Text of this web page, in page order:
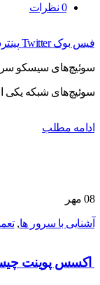
0 نظرات
فیس بوک Twitter
سوئیچ‌های شبکه یکی
ادامه مطلب
08 مهر
آشنایی با سرور ها,
اکسس پوینت